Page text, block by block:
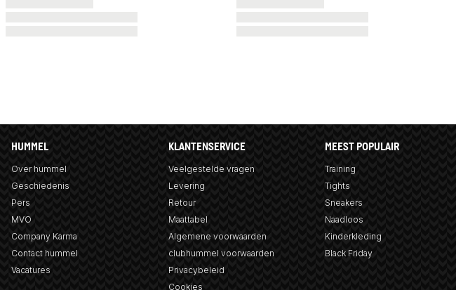
HUMMEL
Over hummel
Geschiedenis
Pers
MVO
Company Karma
Contact hummel
Vacatures
KLANTENSERVICE
Veelgestelde vragen
Levering
Retour
Maattabel
Algemene voorwaarden
clubhummel voorwaarden
Privacybeleid
Cookies
MEEST POPULAIR
Training
Tights
Sneakers
Naadloos
Kinderkleding
Black Friday